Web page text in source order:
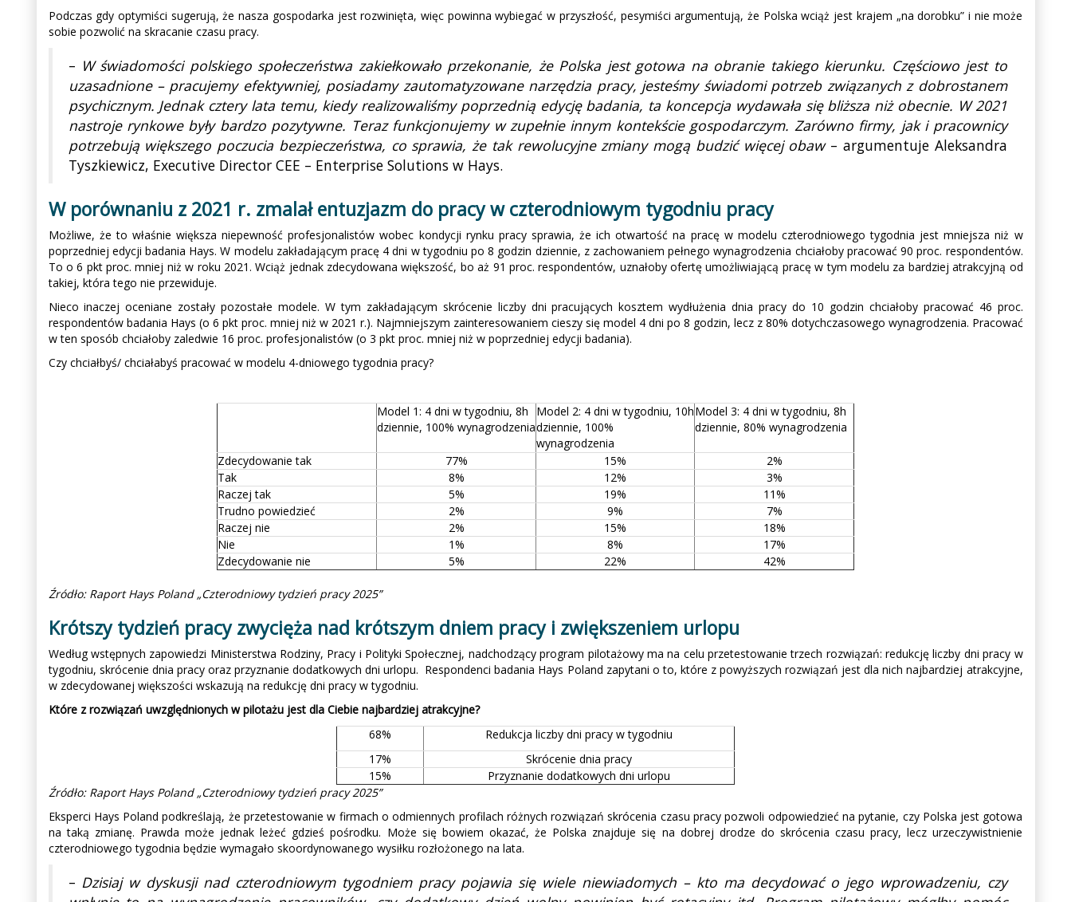
Podczas gdy optymiści sugerują, że nasza gospodarka jest rozwinięta, więc powinna wybiegać w przyszłość, pesymiści argumentują, że Polska wciąż jest krajem „na dorobku” i nie może
sobie pozwolić na skracanie czasu pracy.
– W świadomości polskiego społeczeństwa zakiełkowało przekonanie, że Polska jest gotowa na obranie takiego kierunku. Częściowo jest to
uzasadnione – pracujemy efektywniej, posiadamy zautomatyzowane narzędzia pracy, jesteśmy świadomi potrzeb związanych z dobrostanem
psychicznym. Jednak cztery lata temu, kiedy realizowaliśmy poprzednią edycję badania, ta koncepcja wydawała się bliższa niż obecnie. W 2021
nastroje rynkowe były bardzo pozytywne. Teraz funkcjonujemy w zupełnie innym kontekście gospodarczym. Zarówno firmy, jak i pracownicy
potrzebują większego poczucia bezpieczeństwa, co sprawia, że tak rewolucyjne zmiany mogą budzić więcej obaw– argumentuje Aleksandra
Tyszkiewicz, Executive Director CEE – Enterprise Solutions w Hays.
W porównaniu z 2021 r. zmalał entuzjazm do pracy w czterodniowym tygodniu pracy
Możliwe, że to właśnie większa niepewność profesjonalistów wobec kondycji rynku pracy sprawia, że ich otwartość na pracę w modelu czterodniowego tygodnia jest mniejsza niż w
poprzedniej edycji badania Hays. W modelu zakładającym pracę 4 dni w tygodniu po 8 godzin dziennie, z zachowaniem pełnego wynagrodzenia chciałoby pracować 90 proc. respondentów.
To o 6 pkt proc. mniej niż w roku 2021. Wciąż jednak zdecydowana większość, bo aż 91 proc. respondentów, uznałoby ofertę umożliwiającą pracę w tym modelu za bardziej atrakcyjną od
takiej, która tego nie przewiduje.
Nieco inaczej oceniane zostały pozostałe modele. W tym zakładającym skrócenie liczby dni pracujących kosztem wydłużenia dnia pracy do 10 godzin chciałoby pracować 46 proc.
respondentów badania Hays (o 6 pkt proc. mniej niż w 2021 r.). Najmniejszym zainteresowaniem cieszy się model 4 dni po 8 godzin, lecz z 80% dotychczasowego wynagrodzenia. Pracować
w ten sposób chciałoby zaledwie 16 proc. profesjonalistów (o 3 pkt proc. mniej niż w poprzedniej edycji badania).
Czy chciałbyś/ chciałabyś pracować w modelu 4-dniowego tygodnia pracy?
Model 1: 4 dni w tygodniu, 8h
dziennie, 100% wynagrodzenia
Model 2: 4 dni w tygodniu, 10h
dziennie, 100%
wynagrodzenia
Model 3: 4 dni w tygodniu, 8h
dziennie, 80% wynagrodzenia
Zdecydowanie tak 77% 15%
2%
Tak
8% 12%
3%
Raczej tak
5% 19%
11%
Trudno powiedzieć
2% 9%
7%
Raczej nie
2% 15%
18%
Nie
1% 8%
17%
Zdecydowanie nie
5% 22% 42%
Źródło: Raport Hays Poland „Czterodniowy tydzień pracy 2025”
Krótszy tydzień pracy zwycięża nad krótszym dniem pracy i zwiększeniem urlopu
Według wstępnych zapowiedzi Ministerstwa Rodziny, Pracy i Polityki Społecznej, nadchodzący program pilotażowy ma na celu przetestowanie trzech rozwiązań: redukcję liczby dni pracy w
tygodniu, skrócenie dnia pracy oraz przyznanie dodatkowych dni urlopu. Respondenci badania Hays Poland zapytani o to, które z powyższych rozwiązań jest dla nich najbardziej atrakcyjne,
w zdecydowanej większości wskazują na redukcję dni pracy w tygodniu.
Które z rozwiązań uwzględnionych w pilotażu jest dla Ciebie najbardziej atrakcyjne?
68%
Redukcja liczby dni pracy w tygodniu
17%
Skrócenie dnia pracy
15%
Przyznanie dodatkowych dni urlopu
Źródło: Raport Hays Poland „Czterodniowy tydzień pracy 2025”
Eksperci Hays Poland podkreślają, że przetestowanie w firmach o odmiennych profilach różnych rozwiązań skrócenia czasu pracy pozwoli odpowiedzieć na pytanie, czy Polska jest gotowa
na taką zmianę. Prawda może jednak leżeć gdzieś pośrodku. Może się bowiem okazać, że Polska znajduje się na dobrej drodze do skrócenia czasu pracy, lecz urzeczywistnienie
czterodniowego tygodnia będzie wymagało skoordynowanego wysiłku rozłożonego na lata.
– Dzisiaj w dyskusji nad czterodniowym tygodniem pracy pojawia się wiele niewiadomych – kto ma decydować o jego wprowadzeniu, czy